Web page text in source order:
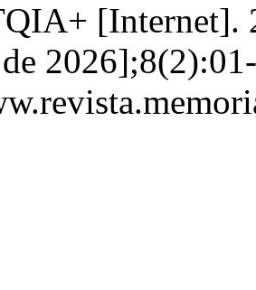
[Internet].
de